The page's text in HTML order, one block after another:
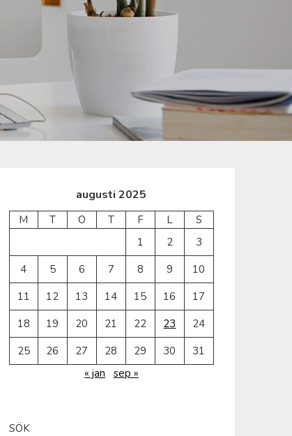
augusti 2025
M T O T F L
S
1
2
3
4
5 6 7 8 9
10
11
12 13 14 15 16
17
18
19 20 21 22 23
24
25
26 27 28 29 30
31
« jan
sep »
SÖK